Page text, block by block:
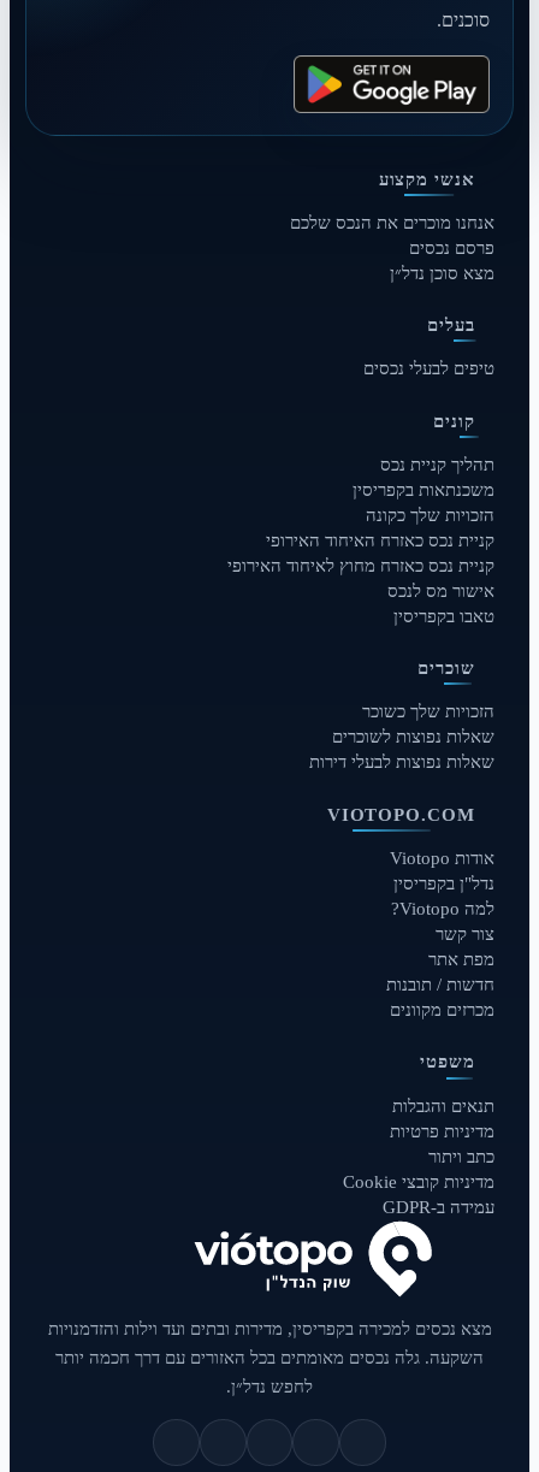
סוכנים.
אנשי מקצוע
אנחנו מוכרים את הנכס שלכם
פרסם נכסים
מצא סוכן נדל״ן
בעלים
טיפים לבעלי נכסים
קונים
תהליך קניית נכס
משכנתאות בקפריסין
הזכויות שלך כקונה
קניית נכס כאזרח האיחוד האירופי
קניית נכס כאזרח מחוץ לאיחוד האירופי
אישור מס לנכס
טאבו בקפריסין
שוכרים
הזכויות שלך כשוכר
שאלות נפוצות לשוכרים
שאלות נפוצות לבעלי דירות
VIOTOPO.COM
אודות Viotopo
נדל"ן בקפריסין
למה Viotopo?
צור קשר
מפת אתר
חדשות / תובנות
מכרזים מקוונים
משפטי
תנאים והגבלות
מדיניות פרטיות
כתב ויתור
מדיניות קובצי Cookie
עמידה ב-GDPR
מצא נכסים למכירה בקפריסין, מדירות ובתים ועד וילות והזדמנויות
השקעה. גלה נכסים מאומתים בכל האזורים עם דרך חכמה יותר
לחפש נדל״ן.